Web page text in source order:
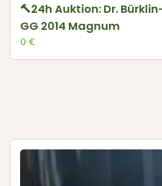
🔨24h Auktion: Dr.
GG 2014 Magnum
0 €